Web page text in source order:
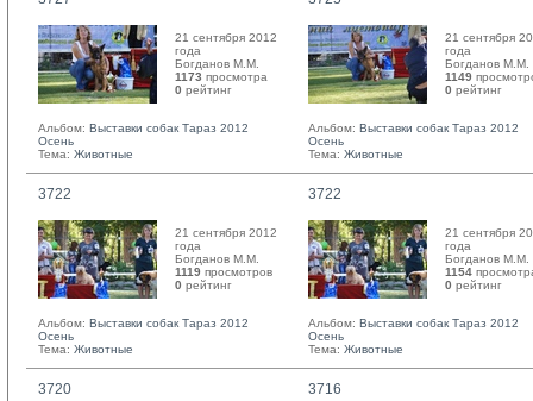
21 сентября 2012
года
Богданов М.М.
1173 просмотра
0 рейтинг
Альбом: Выставки собак Тараз 2012
Осень
Тема: Животные
21 сентября
года
Богданов М.М.
1149
0 рейтинг
Альбом: Выставки собак Тараз 2012
Осень
Тема: Животные
3722
21 сентября 2012
года
Богданов М.М.
1119 просмотров
0 рейтинг
Альбом: Выставки собак Тараз 2012
Осень
Тема: Животные
3722
21 сентября
года
Богданов М.М.
1154
0 рейтинг
Альбом: Выставки собак Тараз 2012
Осень
Тема: Животные
3720 3716